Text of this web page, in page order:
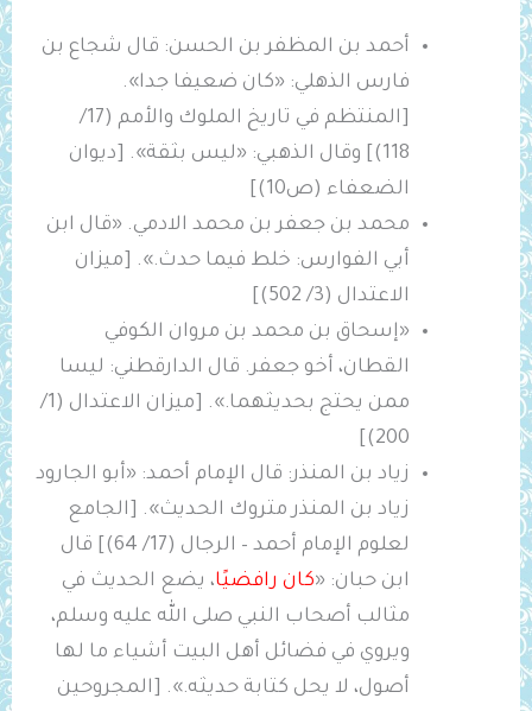
أحمد بن المظفر بن الحسن: قال شجاع بن
فارس الذهلي: «كان ضعيفا جدا».
[المنتظم في تاريخ الملوك والأمم (17/
118)] وقال الذهبي: «ليس بثقة». [ديوان
الضعفاء (ص10)]
محمد بن جعفر بن محمد الادمي. «قال ابن
أبي الفوارس: خلط فيما حدث.». [ميزان
الاعتدال (3/ 502)]
«‌إسحاق ‌بن ‌محمد بن مروان ‌الكوفي
القطان، أخو جعفر. قال الدارقطني: ليسا
ممن يحتج بحديثهما.». [ميزان الاعتدال (1/
200)]
زياد بن المنذر: قال الإمام أحمد: «أبو الجارود
‌زياد ‌بن ‌المنذر متروك الحديث». [الجامع
لعلوم الإمام أحمد – الرجال (17/ 64)] قال
ابن حبان: «كان رافضيًا، يضع الحديث في
مثالب أصحاب النبي صلى الله عليه وسلم،
ويروي في فضائل أهل البيت أشياء ما لها
أصول، لا يحل كتابة حديثه.». [المجروحين